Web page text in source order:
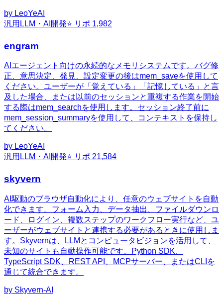
by LeoYeAI
汎用 LLM・AI開発⭐ リポ 1,982
engram
AIエージェント向けの永続的なメモリシステムです。バグ修
正、意思決定、発見、設定変更の後はmem_saveを使用して
ください。ユーザーが「覚えている」「記憶している」と言
及した場合、または以前のセッションと重複する作業を開始
する際はmem_searchを使用します。セッション終了前に
mem_session_summaryを使用して、コンテキストを保持し
てください。
by LeoYeAI
汎用 LLM・AI開発⭐ リポ 21,584
skyvern
AI駆動のブラウザ自動化により、任意のウェブサイトを自動
化できます。フォーム入力、データ抽出、ファイルダウンロ
ード、ログイン、複数ステップのワークフロー実行など、ユ
ーザーがウェブサイトと連携する必要があるときに使用しま
す。Skyvernは、LLMとコンピュータビジョンを活用して、
未知のサイトも自動操作可能です。Python SDK、
TypeScript SDK、REST API、MCPサーバー、またはCLIを
通じて統合できます。
by Skyvern-AI